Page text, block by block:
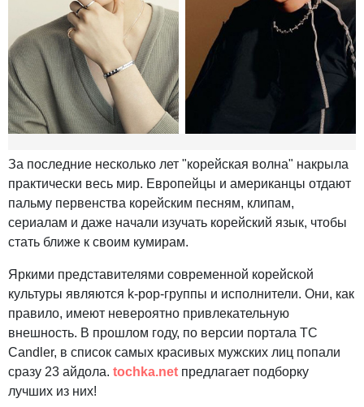
За последние несколько лет "корейская волна" накрыла
практически весь мир. Европейцы и американцы отдают
пальму первенства корейским песням, клипам,
сериалам и даже начали изучать корейский язык, чтобы
стать ближе к своим кумирам.
Яркими представителями современной корейской
культуры являются k-pop-группы и исполнители. Они, как
правило, имеют невероятно привлекательную
внешность. В прошлом году, по версии портала TC
Candler, в список самых красивых мужских лиц попали
сразу 23 айдола. tochka.net предлагает подборку
лучших из них!